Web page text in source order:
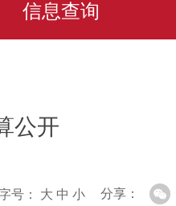
信息查询
公开
号： 大 中 小 分享：